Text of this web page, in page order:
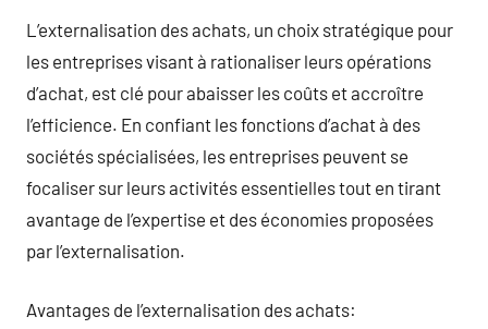
L’externalisation des achats, un choix stratégique pour
les entreprises visant à rationaliser leurs opérations
d’achat, est clé pour abaisser les coûts et accroître
l’efficience. En confiant les fonctions d’achat à des
sociétés spécialisées, les entreprises peuvent se
focaliser sur leurs activités essentielles tout en tirant
avantage de l’expertise et des économies proposées
par l’externalisation.
Avantages de l’externalisation des achats: